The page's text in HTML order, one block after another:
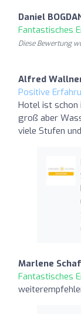
Daniel
Fantastisches
Diese Bewertung
Alfred
Positive
Hotel ist schon
groß aber
viele Stufen
Marlene
Fantastisches